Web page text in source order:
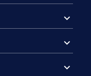
expand_more
expand_more
expand_more